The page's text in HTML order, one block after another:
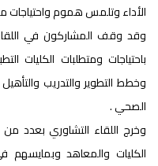
الأداء وتلمس هموم واحتياجات
وقد وقف المشاركون في
باحتياجات ومتطلبات الكليات
وخطط التطوير والتدريب
الصحي .
وخرج اللقاء التشاوري بعدد
الكليات والمعاهد